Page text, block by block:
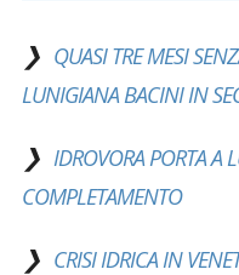
QUASI TRE MESI
LUNIGIANA BACINI IN
IDROVORA PORTA A
COMPLETAMENTO
CRISI IDRICA IN